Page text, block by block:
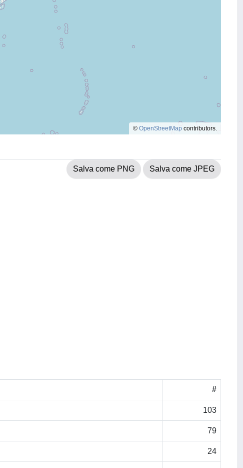
© OpenStreetMap contributors.
Salva come PNG Salva come JPEG
#
103
79
24